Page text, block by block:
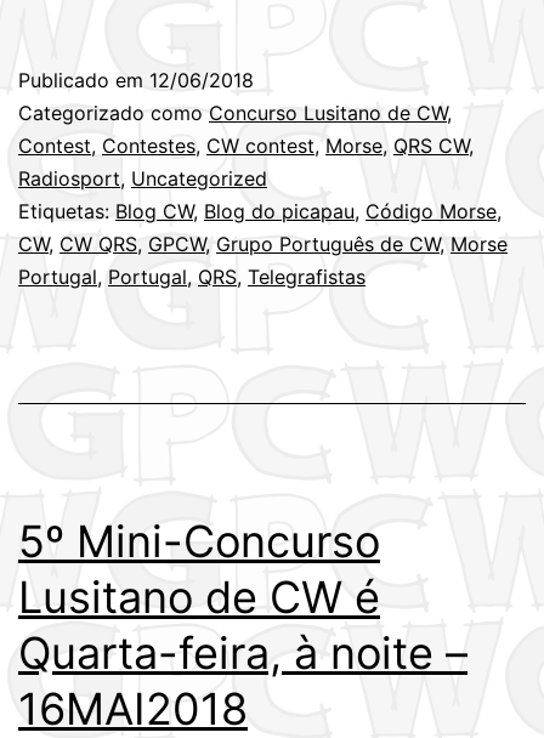
Lusitano
de
é
Publicado em 12/06/2018
Categorizado como Concurso Lusitano de CW,
Contest, Contestes, CW contest, Morse, QRS CW,
Radiosport, Uncategorized
Etiquetas: Blog CW, Blog do picapau, Código Morse,
CW, CW QRS, GPCW, Grupo Português de CW, Morse
Portugal, Portugal, QRS, Telegrafistas
5º Mini-Concurso
Lusitano de CW é
Quarta-feira, à noite –
16MAI2018